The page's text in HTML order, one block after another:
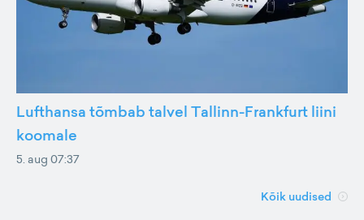
Lufthansa tõmbab talvel Tallinn-Frankfurt liini
koomale
5. aug 07:37
Kõik uudised